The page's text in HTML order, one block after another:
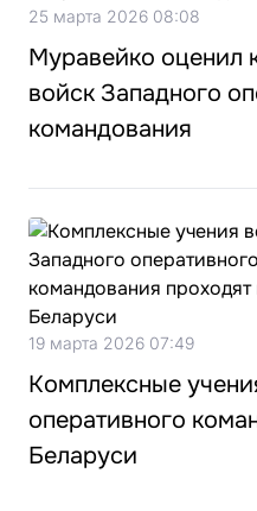
25 марта 2026 08:08
Муравейко оценил
войск Западного
командования
19 марта 2026 07:49
Комплексные
оперативного
Беларуси